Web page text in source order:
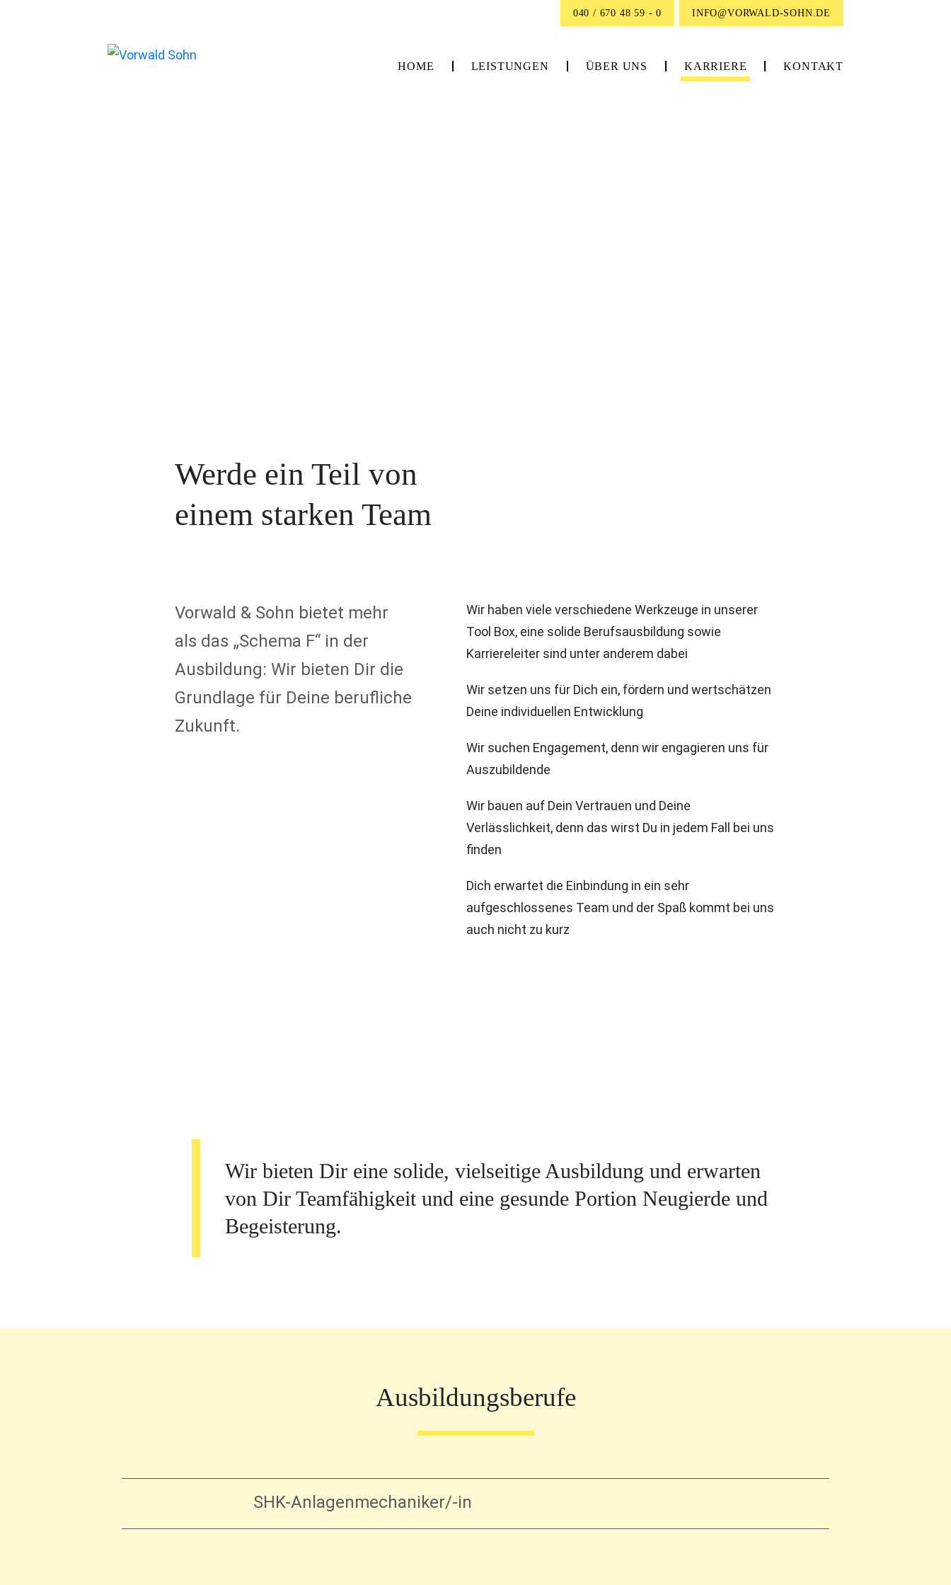
040 / 670 48 59 - 0 INFO@VORWALD-SOHN.DE
HOME LEISTUNGEN ÜBER UNS KARRIERE KONTAKT
Werde ein Teil von
einem starken Team
Vorwald & Sohn bietet mehr
als das „Schema F“ in der
Ausbildung: Wir bieten Dir die
Grundlage für Deine berufliche
Zukunft.
Wir haben viele verschiedene Werkzeuge in unserer
Tool Box, eine solide Berufsausbildung sowie
Karriereleiter sind unter anderem dabei
Wir setzen uns für Dich ein, fördern und wertschätzen
Deine individuellen Entwicklung
Wir suchen Engagement, denn wir engagieren uns für
Auszubildende
Wir bauen auf Dein Vertrauen und Deine
Verlässlichkeit, denn das wirst Du in jedem Fall bei uns
finden
Dich erwartet die Einbindung in ein sehr
aufgeschlossenes Team und der Spaß kommt bei uns
auch nicht zu kurz
Wir bieten Dir eine solide, vielseitige Ausbildung und erwarten
von Dir Teamfähigkeit und eine gesunde Portion Neugierde und
Begeisterung.
Ausbildungsberufe
SHK-Anlagenmechaniker/-in